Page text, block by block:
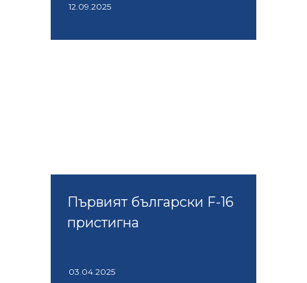
12.09.2025
Първият български F-16
пристигна
03.04.2025